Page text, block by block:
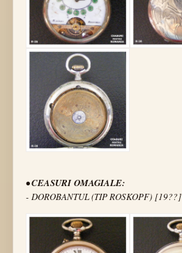
• CEASURI OMAGIALE:
- DOROBANTUL (TIP ROSKOPF) [19??]